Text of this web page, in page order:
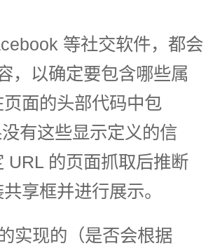
等社交软件，都会
，以确定要包含哪些属
面的头部代码中包
有这些显示定义的信
URL 的页面抓取后推断
享框并进行展示。
实现的（是否会根据